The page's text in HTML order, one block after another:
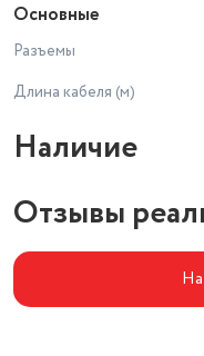
Основные
Разъемы
Длина кабеля (м)
Наличие
Отзывы